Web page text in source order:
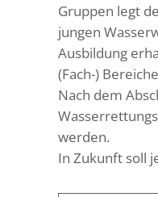
Gruppen legt
jungen
Ausbildung
(Fach-)
Nach dem
werden.
In Zukunft soll